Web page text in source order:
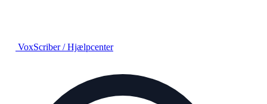
VoxScriber /Hjælpcenter